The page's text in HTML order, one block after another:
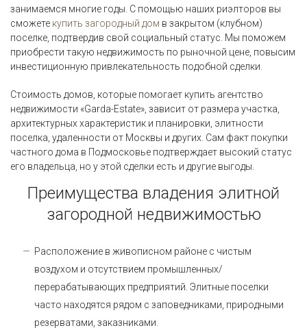
занимаемся многие годы. С помощью наших риэлторов вы
сможете купить загородный дом в закрытом (клубном)
поселке, подтвердив свой социальный статус. Мы поможем
приобрести такую недвижимость по рыночной цене, повысим
инвестиционную привлекательность подобной сделки.
Стоимость домов, которые помогает купить агентство
недвижимости «Garda-Estate», зависит от размера участка,
архитектурных характеристик и планировки, элитности
поселка, удаленности от Москвы и других. Сам факт покупки
частного дома в Подмосковье подтверждает высокий статус
его владельца, но у этой сделки есть и другие выгоды.
Преимущества владения элитной
загородной недвижимостью
Расположение в живописном районе с чистым
воздухом и отсутствием промышленных/
перерабатывающих предприятий. Элитные поселки
часто находятся рядом с заповедниками, природными
резерватами, заказниками.